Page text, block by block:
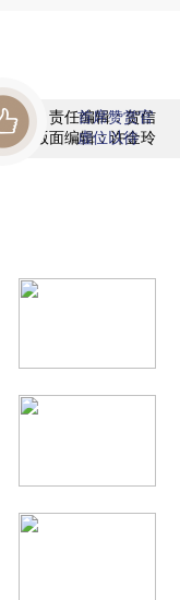
责任编辑：贺信
版面编辑：许金玲
首席赞赏官
虚位以待